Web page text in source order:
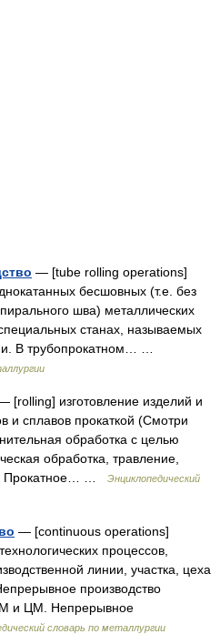
— [tube rolling operations]
бесшовных (т.е. без
шва) металлических
станах, называемых
В трубопрокатном… …
[rolling] изготовление изделий и
и сплавов прокаткой (Смотри
обработка с целью
обработка, травление,
Прокатное… …
Энциклопедический
— [continuous operations]
процессов,
линии, участка, цеха
производство
и ЦМ. Непрерывное
словарь по металлургии